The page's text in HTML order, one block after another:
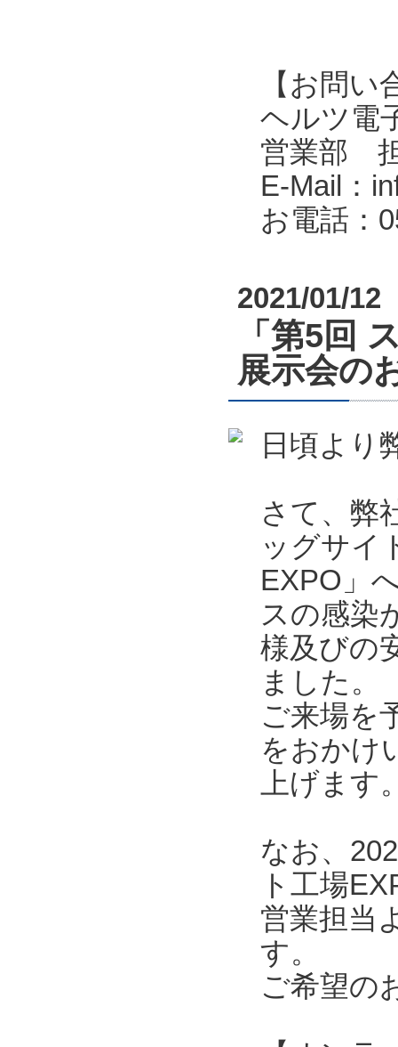
【お問い
ヘルツ電
営業部
E-Mail：
お電話：
2021/01/12
「第5回
展示会の
日頃より
さて、弊
ッグサイ
EXPO」
スの感染
様及びの
ました。
ご来場を
をおかけ
上げます
なお、
ト工場
営業担当
す。
ご希望の